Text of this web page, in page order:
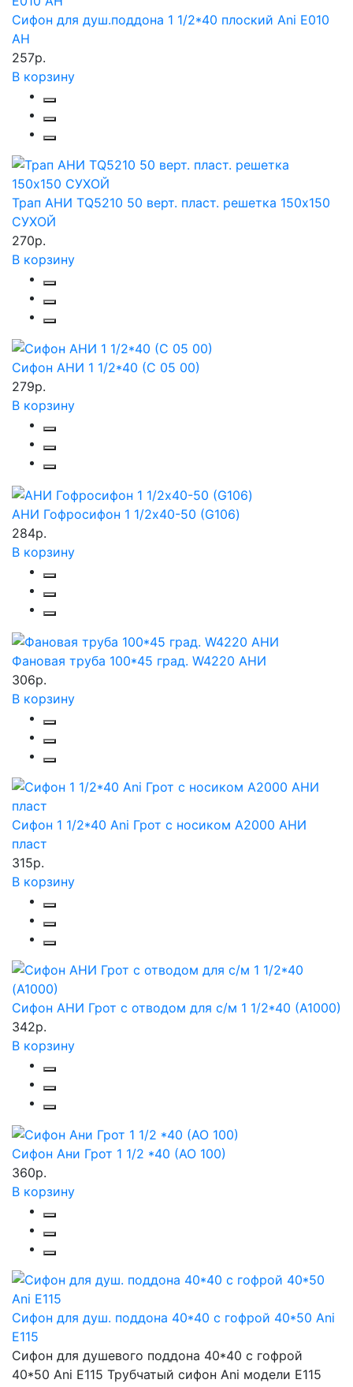
Сифон для душ.поддона 1 1/2*40 плоский Ani Е010
АН
257р.
В корзину
Трап АНИ TQ5210 50 верт. пласт. решетка 150х150
СУХОЙ
270р.
В корзину
Сифон АНИ 1 1/2*40 (С 05 00)
279р.
В корзину
АНИ Гофросифон 1 1/2х40-50 (G106)
284р.
В корзину
Фановая труба 100*45 град. W4220 АНИ
306р.
В корзину
Сифон 1 1/2*40 Ani Грот с носиком А2000 АНИ
пласт
315р.
В корзину
Сифон АНИ Грот с отводом для с/м 1 1/2*40 (А1000)
342р.
В корзину
Сифон Ани Грот 1 1/2 *40 (АО 100)
360р.
В корзину
Сифон для душ. поддона 40*40 с гофрой 40*50 Ani
Е115
Сифон для душевого поддона 40*40 с гофрой
40*50 Ani Е115 Трубчатый сифон Ani модели Е115